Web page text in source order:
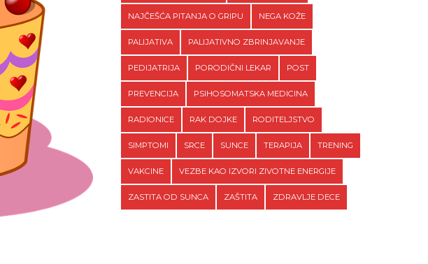
NAJČEŠĆA PITANJA O GRIPU NEGA KOŽE
PALIJATIVA PALIJATIVNO ZBRINJAVANJE
PEDIJATRIJA PORODIČNI LEKAR POST
PREVENCIJA PSIHOSOMATSKA MEDICINA
RADIONICE RAK DOJKE RODITELJSTVO
SIMPTOMI SRCE SUNCE TERAPIJA TRENING
VAKCINE VEZBE KAO IZVORI ZIVOTNE ENERGIJE
ZASTITA OD SUNCA ZAŠTITA ZDRAVLJE DECE